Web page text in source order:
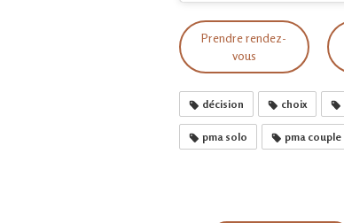
Prendre rendez-
vous
décision choix
pma solo pma couple